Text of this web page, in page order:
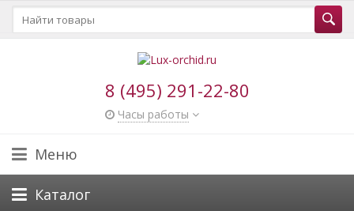
8 (495) 291-22-80
Часы работы
Меню
Каталог